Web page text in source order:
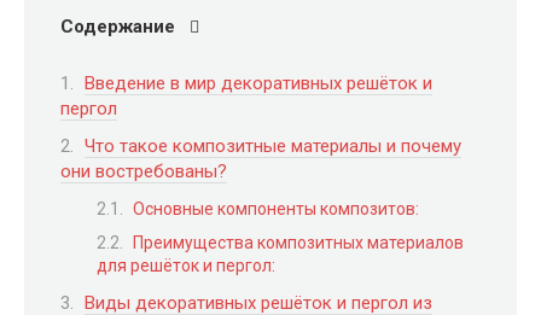
Содержание
Введение в мир декоративных решёток и
пергол
Что такое композитные материалы и почему
они востребованы?
Основные компоненты композитов:
Преимущества композитных материалов
для решёток и пергол:
Виды декоративных решёток и пергол из